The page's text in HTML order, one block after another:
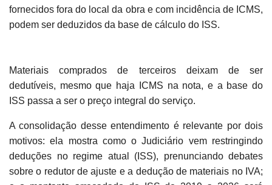
fornecidos fora do local da obra e com incidência de ICMS,
podem ser deduzidos da base de cálculo do ISS.
Materiais comprados de terceiros deixam de ser
dedutíveis, mesmo que haja ICMS na nota, e a base do
ISS passa a ser o preço integral do serviço.
A consolidação desse entendimento é relevante por dois
motivos: ela mostra como o Judiciário vem restringindo
deduções no regime atual (ISS), prenunciando debates
sobre o redutor de ajuste e a dedução de materiais no IVA;